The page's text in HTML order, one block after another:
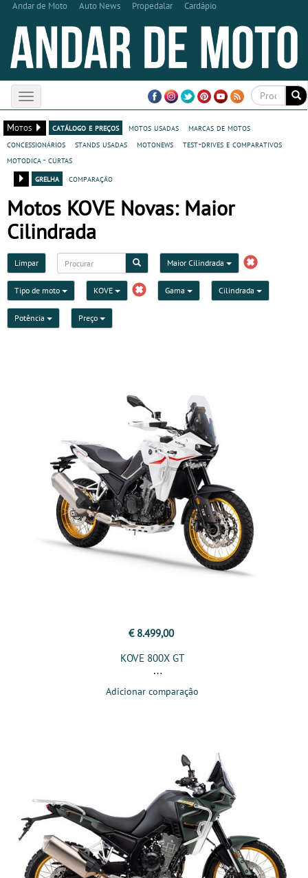
Andar de Moto Auto News Propedalar Cardápio
Toggle
navigation
Motos
catálogo e preços motos usadas
marcas de motos
concessionários
stands usadas motonews
test-drives e comparativos
motodica - curtas
grelha
comparação
Motos KOVE Novas: Maior
Cilindrada
Limpar Maior Cilindrada
Tipo de moto KOVE Gama Cilindrada
Potência Preço
€ 8.499,00
KOVE 800X GT
Adicionar comparação